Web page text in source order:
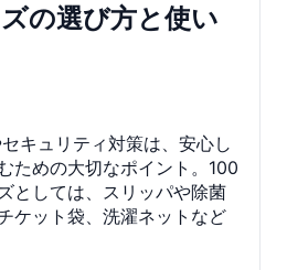
の選び方と使い
キュリティ対策は、安心し
ための大切なポイント。100
としては、スリッパや除菌
ケット袋、洗濯ネットなど